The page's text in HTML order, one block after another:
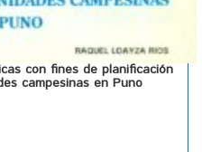
con fines de planificación
campesinas en Puno